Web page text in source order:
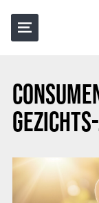
TERUG NAAR